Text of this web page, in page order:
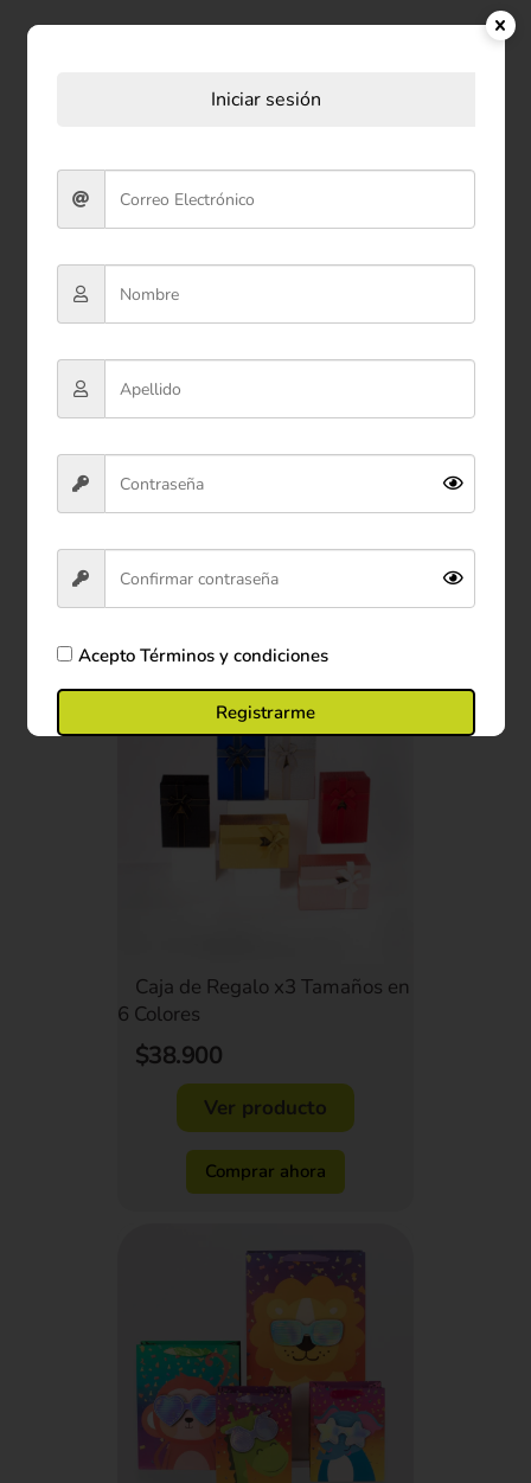
cm
$5.900
Ver producto
Comprar ahora
Caja de Regalo x3 Tamaños en
6 Colores
$38.900
Ver producto
Comprar ahora
Iniciar sesión
AceptoTérminos y condiciones
Registrarme